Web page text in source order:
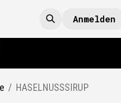
Anmelden
HASELNUSSSIRUP